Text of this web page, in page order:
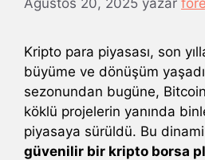
Kripto para piyasası, son
büyüme ve dönüşüm
sezonundan bugüne,
köklü projelerin yanında
piyasaya sürüldü. Bu
güvenilir bir kripto borsa